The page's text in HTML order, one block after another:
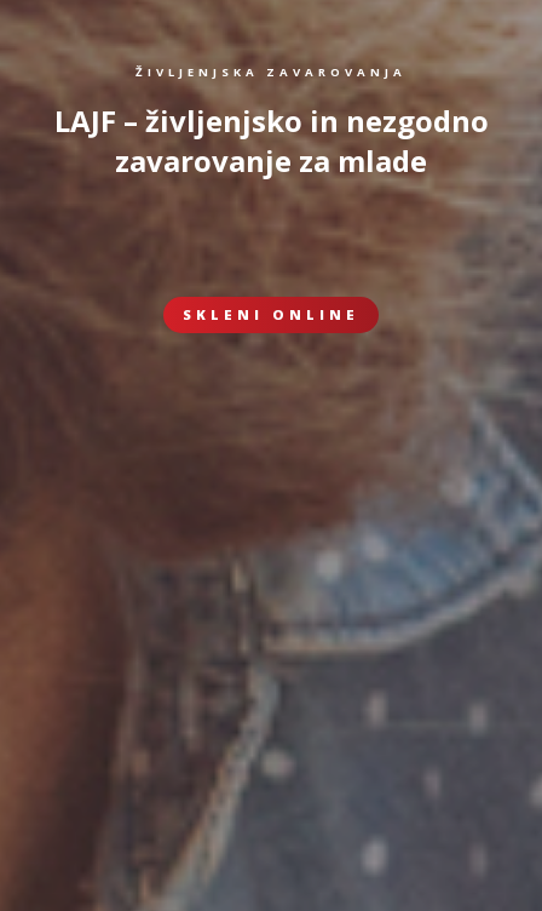
ŽIVLJENJSKA ZAVAROVANJA
LAJF – življenjsko in nezgodno
zavarovanje za mlade
SKLENI ONLINE